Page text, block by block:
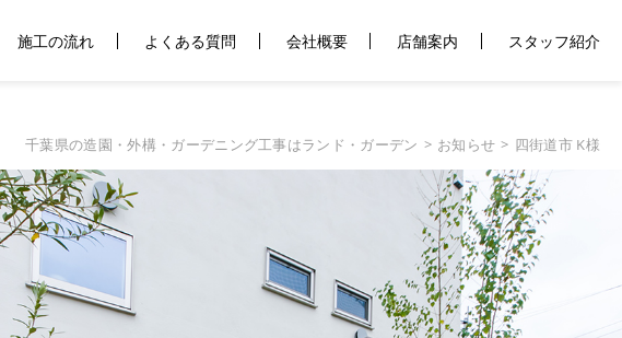
施工の流れ よくある質問 会社概要 店舗案内 スタッフ紹介
千葉県の造園・外構・ガーデニング工事はランド・ガーデン お知らせ 四街道市 K様